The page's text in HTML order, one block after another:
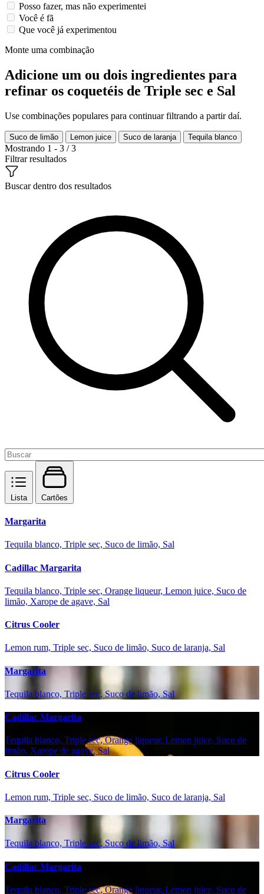
Posso fazer, mas não experimentei
Você é fã
Que você já experimentou
Monte uma combinação
Adicione um ou dois ingredientes para
refinar os coquetéis de Triple sec e Sal
Use combinações populares para continuar filtrando a partir daí.
Suco de limão Lemon juice Suco de laranja Tequila blanco
Mostrando 1 - 3 / 3
Filtrar resultados
Buscar dentro dos resultados
Lista Cartões
Margarita
Tequila blanco, Triple sec, Suco de limão, Sal
Cadillac Margarita
Tequila blanco, Triple sec, Orange liqueur, Lemon juice, Suco de
limão, Xarope de agave, Sal
Citrus Cooler
Lemon rum, Triple sec, Suco de limão, Suco de laranja, Sal
Margarita
Tequila blanco, Triple sec, Suco de limão, Sal
Cadillac Margarita
Tequila blanco, Triple sec, Orange liqueur, Lemon juice, Suco de
limão, Xarope de agave, Sal
Citrus Cooler
Lemon rum, Triple sec, Suco de limão, Suco de laranja, Sal
Margarita
Tequila blanco, Triple sec, Suco de limão, Sal
Cadillac Margarita
Tequila blanco, Triple sec, Orange liqueur, Lemon juice, Suco de